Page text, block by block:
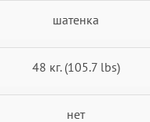
шатенка
48 кг. (105.7 lbs)
нет